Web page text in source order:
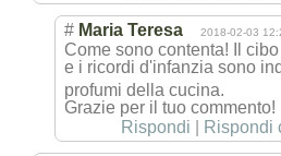
# Maria Teresa 2018-02-03
Come sono contenta! Il
e i ricordi d'infanzia sono
profumi della cucina.
Grazie per il tuo commento!
Rispondi
Rispondi